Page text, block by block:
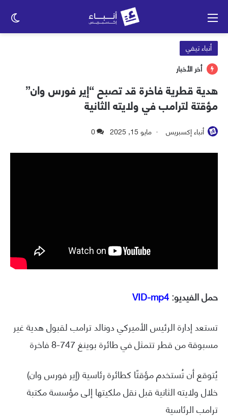
أنباء تيفي
أخر الأخبار
هدية قطرية فاخرة قد تصبح “إير فورس وان”
مؤقتة لترامب في ولايته الثانية
أنباء إكسبريس مايو 15, 2025 0
حمل الفيديو:VID-mp4
تستعد إدارة الرئيس الأميركي دونالد ترامب لقبول هدية غير
مسبوقة من قطر تتمثل في طائرة بوينغ 747-8 فاخرة
يُتوقع أن تُستخدم مؤقتًا كطائرة رئاسية (إير فورس وان)
خلال ولايته الثانية قبل نقل ملكيتها إلى مؤسسة مكتبة
ترامب الرئاسية